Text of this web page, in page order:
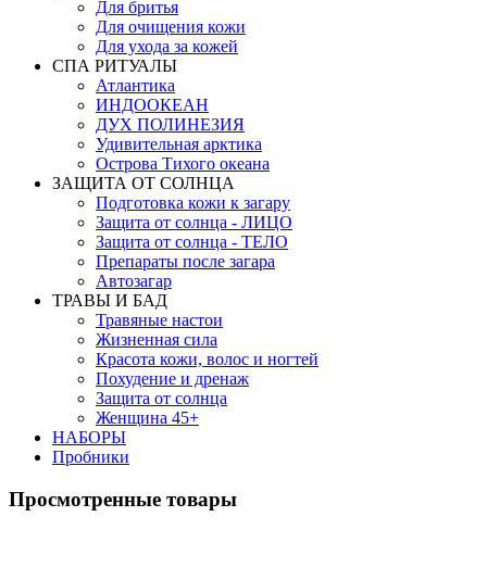
Для бритья
Для очищения кожи
Для ухода за кожей
СПА РИТУАЛЫ
Атлантика
ИНДООКЕАН
ДУХ ПОЛИНЕЗИЯ
Удивительная арктика
Острова Тихого океана
ЗАЩИТА ОТ СОЛНЦА
Подготовка кожи к загару
Защита от солнца - ЛИЦО
Защита от солнца - ТЕЛО
Препараты после загара
Автозагар
ТРАВЫ И БАД
Травяные настои
Жизненная сила
Красота кожи, волос и ногтей
Похудение и дренаж
Защита от солнца
Женщина 45+
НАБОРЫ
Пробники
Просмотренные товары